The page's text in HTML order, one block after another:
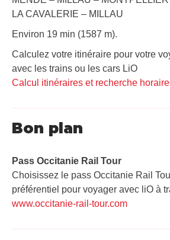
LA CAVALERIE – MILLAU
Environ 19 min (1587 m).
Calculez votre itinéraire pour votre
avec les trains ou les cars LiO
Calcul itinéraires et recherche
Bon plan
Pass Occitanie Rail Tour​
Choisissez le pass Occitanie Rail
préférentiel pour voyager avec liO à
www.occitanie-rail-tour.com